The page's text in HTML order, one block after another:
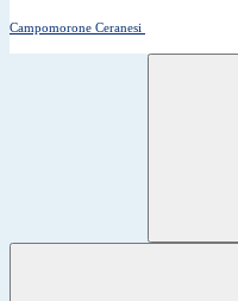
Campomorone Ceranesi